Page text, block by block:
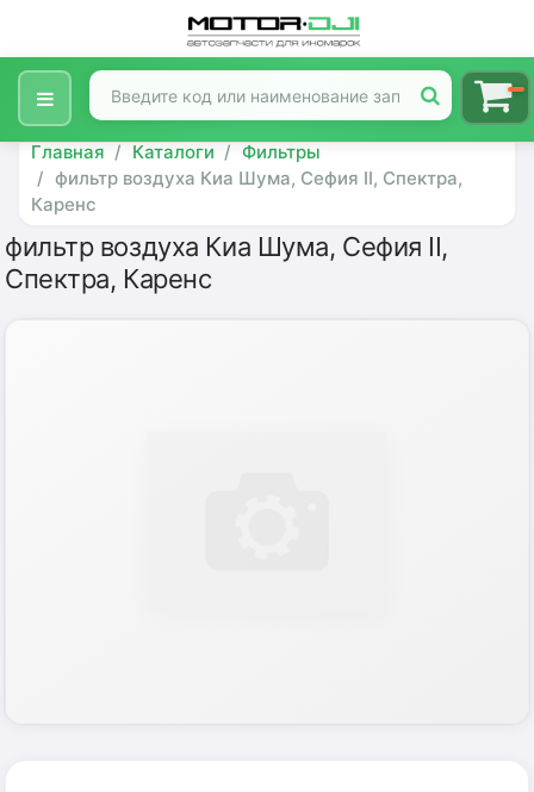
Главная Каталоги
Фильтры
фильтр воздуха Киа Шума, Сефия II, Спектра,
Каренс
фильтр воздуха Киа Шума, Сефия II,
Спектра, Каренс